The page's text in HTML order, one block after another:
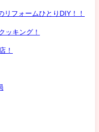
リフォームひとりDIY！！
ッキング！
！